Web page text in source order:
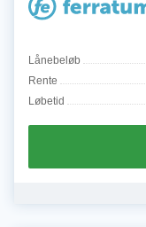
Lånebeløb
Rente
Løbetid